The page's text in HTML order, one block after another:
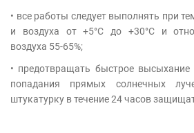
• все работы следует выполнять при
и воздуха от +5°С до +30°С и
воздуха 55-65%;
• предотвращать быстрое высыхание
попадания прямых солнечных
штукатурку в течение 24 часов